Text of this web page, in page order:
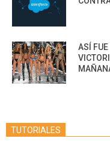
ASÍ FUE
TUTORIALES